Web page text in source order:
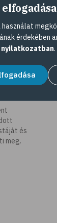
és
meg.
használat
érdekében
.